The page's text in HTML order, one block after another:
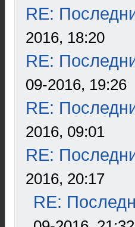
RE:
2016, 18:20
RE:
09-2016, 19:26
RE:
2016, 09:01
RE:
2016, 20:17
RE: